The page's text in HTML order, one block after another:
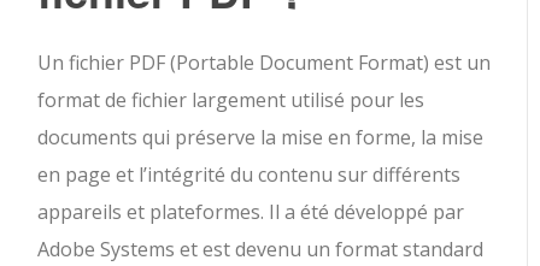
Un fichier PDF (Portable Document Format) est un
format de fichier largement utilisé pour les
documents qui préserve la mise en forme, la mise
en page et l’intégrité du contenu sur différents
appareils et plateformes. Il a été développé par
Adobe Systems et est devenu un format standard